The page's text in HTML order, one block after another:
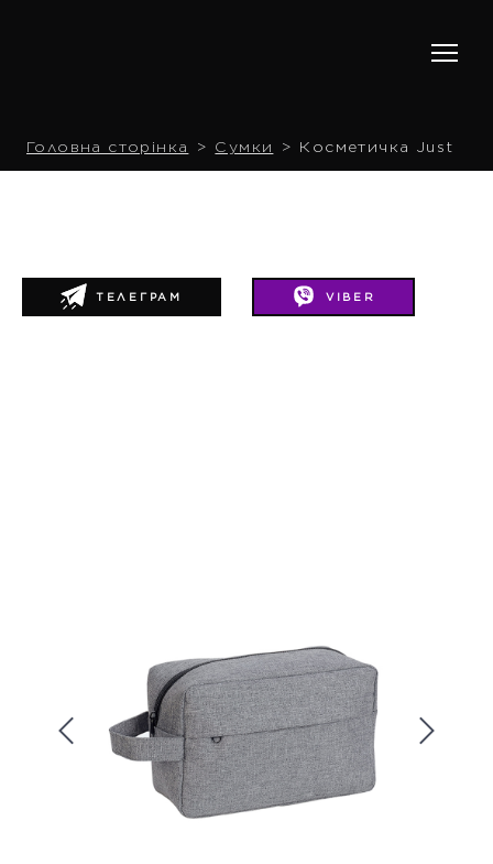
Головна сторінка Сумки Косметичка Just
VIBER
ТЕЛЕГРАМ